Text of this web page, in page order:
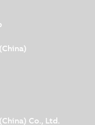
Co., Ltd.